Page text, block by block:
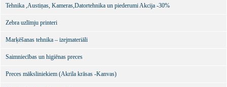
Tehnika ,Austiņas, Kameras,Datortehnika un piederumi Akcija -30%
Zebra uzlīmju printeri
Marķēšanas tehnika – izejmateriāli
Saimniecības un higiēnas preces
Preces māksliniekiem (Akrila krāsas -Kanvas)